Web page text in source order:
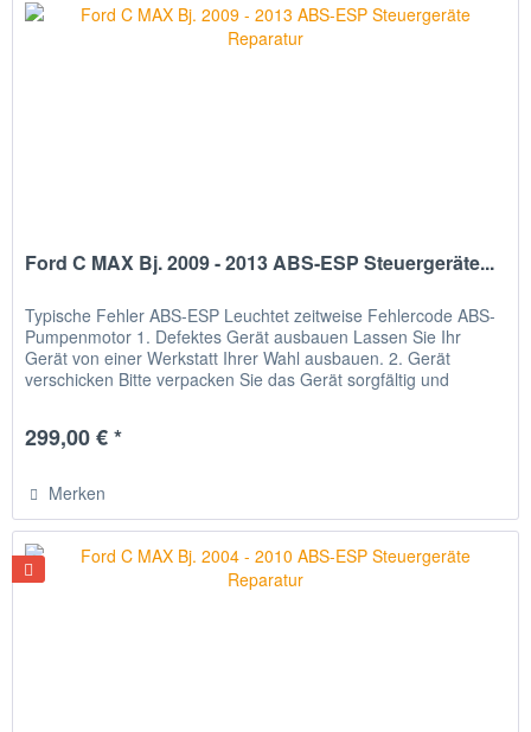
Ford C MAX Bj. 2009 - 2013 ABS-ESP Steuergeräte...
Typische Fehler ABS-ESP Leuchtet zeitweise Fehlercode ABS-
Pumpenmotor 1. Defektes Gerät ausbauen Lassen Sie Ihr
Gerät von einer Werkstatt Ihrer Wahl ausbauen. 2. Gerät
verschicken Bitte verpacken Sie das Gerät sorgfältig und
299,00 € *
Merken